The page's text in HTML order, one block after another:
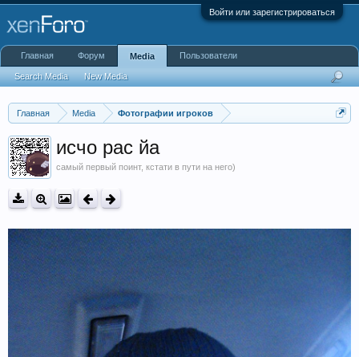
Войти или зарегистрироваться
Главная Media Фотографии игроков
исчо рас йа
самый первый поинт, кстати в пути на него)
Главная Форум Media
Search Media New Media
Пользователи